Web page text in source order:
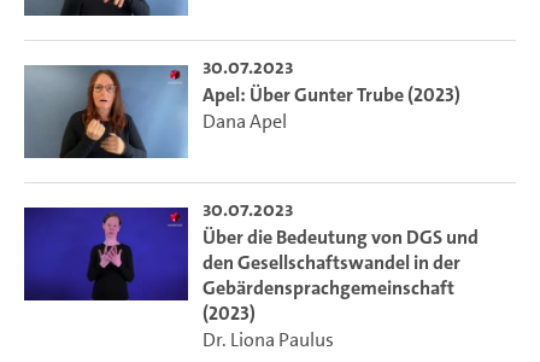
30.07.2023
Apel: Über Gunter Trube (2023)
Dana Apel
30.07.2023
Über die Bedeutung von DGS und
den Gesellschaftswandel in der
Gebärdensprachgemeinschaft
(2023)
Dr. Liona Paulus